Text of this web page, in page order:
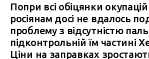
Попри всі обіцянки
росіянам досі не вдалось
проблему з відсутністю
підконтрольній їм частині
Ціни на заправках